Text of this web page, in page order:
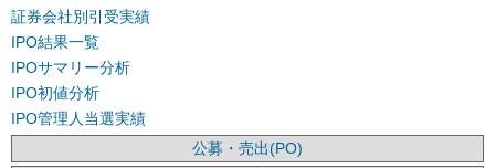
証券会社別引受実績
IPO結果一覧
IPOサマリー分析
IPO初値分析
IPO管理人当選実績
公募・売出(PO)